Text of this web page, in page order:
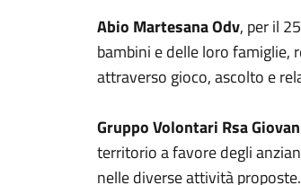
Abio Martesana Odv, per il
bambini e delle loro famiglie,
attraverso gioco, ascolto e
Gruppo Volontari Rsa
territorio a favore degli
nelle diverse attività proposte.